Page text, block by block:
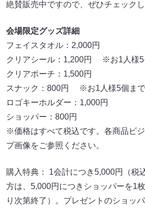
絶賛販売中ですので、ぜひチェック
会場限定グッズ詳細
フェイスタオル：2,000円
クリアシール：1,200円 ※お1人様5
クリアポーチ：1,500円
スナック：800円 ※お1人様5個まで
ロゴキーホルダー：1,000円
ショッパー：800円
※価格はすべて税込です。各商品ビ
プ画像をご参照ください。
購入特典： 1会計につき5,000円（税
方は、5,000円につきショッパーを1
り次第終了）。プレゼントのショッ